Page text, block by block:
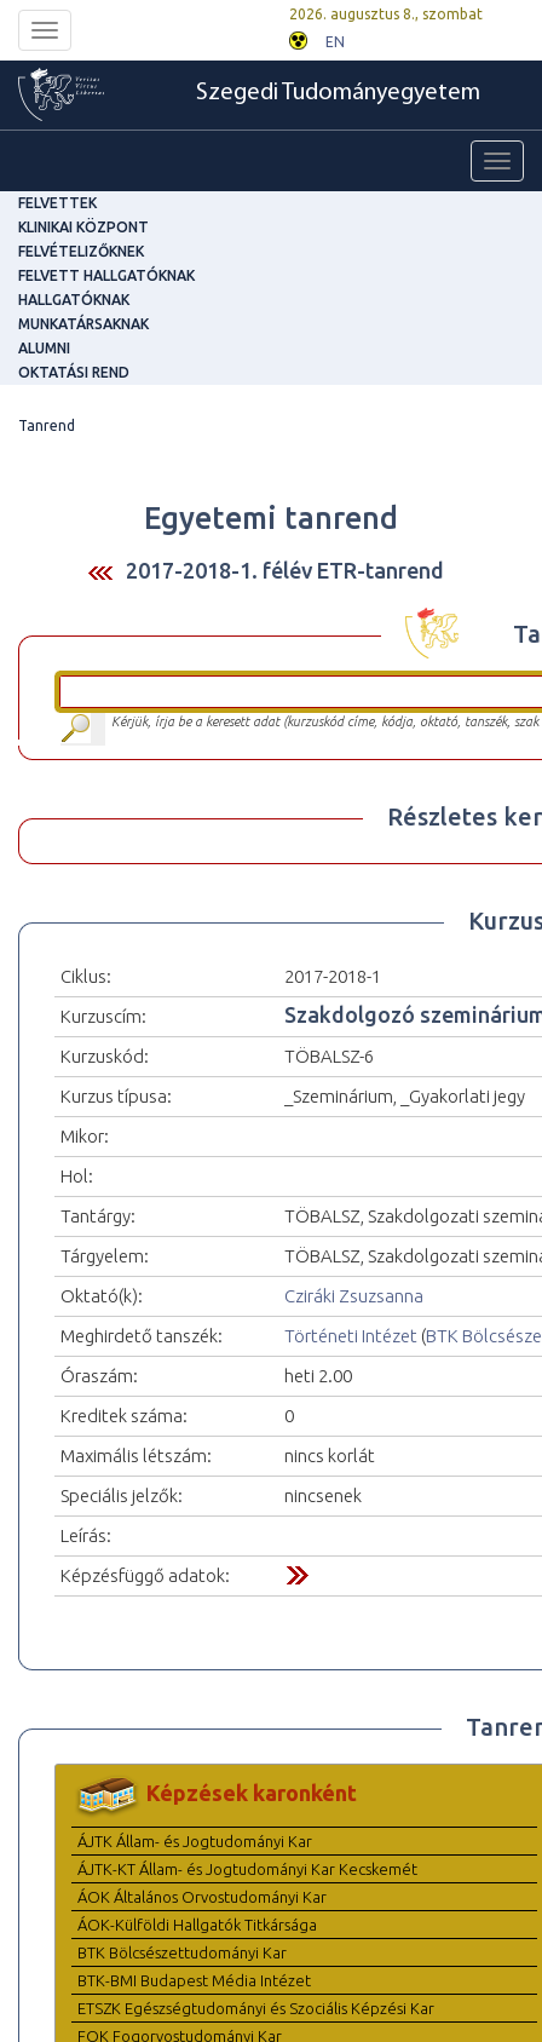
Toggle
navigation
2026. augusztus 8., szombat
EN
Szegedi Tudományegyetem
FELVETTEK
KLINIKAI KÖZPONT
FELVÉTELIZŐKNEK
FELVETT HALLGATÓKNAK
HALLGATÓKNAK
MUNKATÁRSAKNAK
ALUMNI
OKTATÁSI REND
Tanrend
Egyetemi tanrend
2017-2018-1. félév ETR-tanrend
Kérjük, írja be a keresett adat (kurzuskód címe, kódja, oktató, tanszék,
Részletes
Ciklus:
2017-2018-1
Kurzuscím:
Szakdolgozó
Kurzuskód:
TÖBALSZ-6
Kurzus típusa:
_Szeminárium, _Gyakorlati jegy
Mikor:
Hol:
Tantárgy:
TÖBALSZ, Szakdolgozati
Tárgyelem:
TÖBALSZ, Szakdolgozati
Oktató(k):
Cziráki Zsuzsanna
Meghirdető tanszék:
Történeti Intézet (BTK
Óraszám:
heti 2.00
Kreditek száma:
0
Maximális létszám:
nincs korlát
Speciális jelzők:
nincsenek
Leírás:
Képzésfüggő adatok:
Képzések karonként
ÁJTK Állam- és Jogtudományi Kar
ÁJTK-KT Állam- és Jogtudományi Kar Kecskemét
ÁOK Általános Orvostudományi Kar
ÁOK-Külföldi Hallgatók Titkársága
BTK Bölcsészettudományi Kar
BTK-BMI Budapest Média Intézet
ETSZK Egészségtudományi és Szociális Képzési Kar
FOK Fogorvostudományi Kar